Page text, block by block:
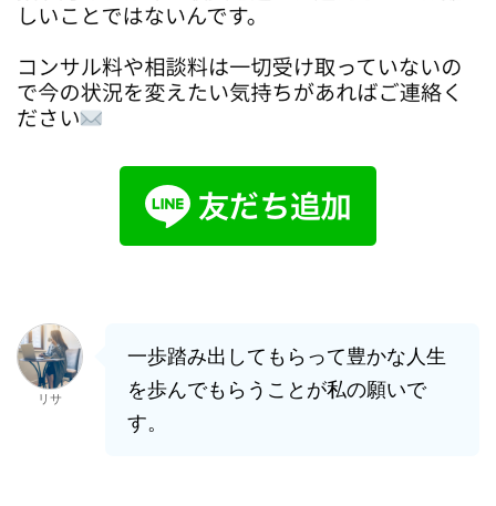
リサ
一歩踏み出してもらって豊かな人生
を歩んでもらうことが私の願いで
す。